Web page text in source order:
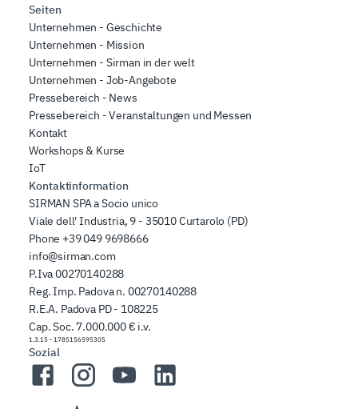
Seiten
Unternehmen - Geschichte
Unternehmen - Mission
Unternehmen - Sirman in der welt
Unternehmen - Job-Angebote
Pressebereich - News
Pressebereich - Veranstaltungen und Messen
Kontakt
Workshops & Kurse
IoT
Kontaktinformation
SIRMAN SPA a Socio unico
Viale dell' Industria, 9 - 35010 Curtarolo (PD)
Phone +39 049 9698666
info@sirman.com
P.Iva 00270140288
Reg. Imp. Padova n. 00270140288
R.E.A. Padova PD - 108225
Cap. Soc. 7.000.000 € i.v.
1.3.15 - 1785156595305
Sozial
FacebookInstagramYouTubeLinkedIn